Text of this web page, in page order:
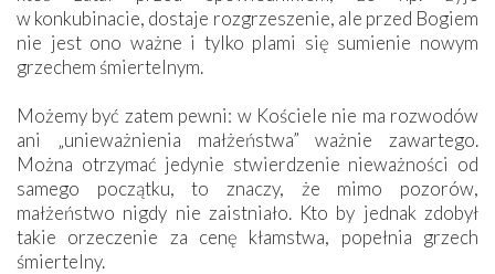
w konkubinacie, dostaje rozgrzeszenie, ale przed Bogiem
nie jest ono ważne i tylko plami się sumienie nowym
grzechem śmiertelnym.
Możemy być zatem pewni: w Kościele nie ma rozwodów
ani „unieważnienia małżeństwa” ważnie zawartego.
Można otrzymać jedynie stwierdzenie nieważności od
samego początku, to znaczy, że mimo pozorów,
małżeństwo nigdy nie zaistniało. Kto by jednak zdobył
takie orzeczenie za cenę kłamstwa, popełnia grzech
śmiertelny.